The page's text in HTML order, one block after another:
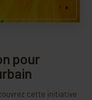
pour
cette initiative